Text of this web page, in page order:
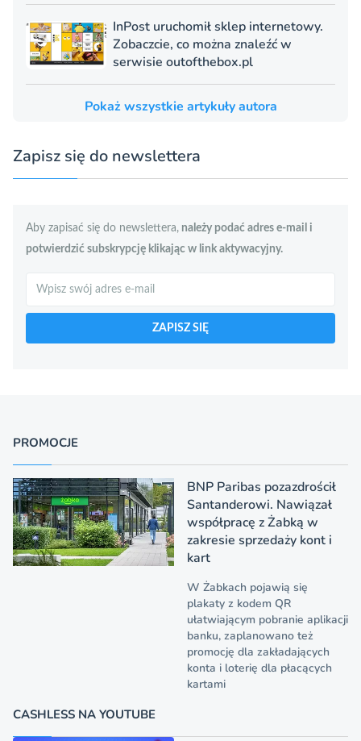
InPost uruchomił sklep internetowy.
Zobaczcie, co można znaleźć w
serwisie outofthebox.pl
Pokaż wszystkie artykuły autora
Zapisz się do newslettera
Aby zapisać się do newslettera, należy podać adres e-mail i
potwierdzić subskrypcję klikając w link aktywacyjny.
Szukaj
ZAPISZ SIĘ
PROMOCJE
BNP Paribas pozazdrościł
Santanderowi. Nawiązał
współpracę z Żabką w
zakresie sprzedaży kont i
kart
W Żabkach pojawią się
plakaty z kodem QR
ułatwiającym pobranie aplikacji
banku, zaplanowano też
promocję dla zakładających
konta i loterię dla płacących
kartami
CASHLESS NA YOUTUBE